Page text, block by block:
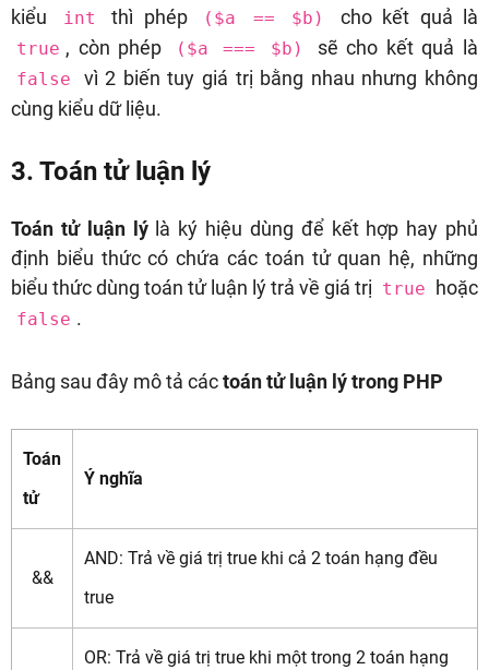
kiểu
int thì phép ($a == $b) cho kết quả là
true , còn phép ($a === $b) sẽ cho kết quả là
false
vì 2 biến tuy giá trị bằng nhau nhưng không
cùng kiểu dữ liệu.
3. Toán tử luận lý
Toán tử luận lýlà ký hiệu dùng để kết hợp hay phủ
định biểu thức có chứa các toán tử quan hệ, những
biểu thức dùng toán tử luận lý trả về giá trị true hoặc
false .
Bảng sau đây mô tả cáctoán tử luận lý trong PHP
Toán
tử
Ý nghĩa
&&
AND: Trả về giá trị true khi cả 2 toán hạng đều
true
OR: Trả về giá trị true khi một trong 2 toán hạng